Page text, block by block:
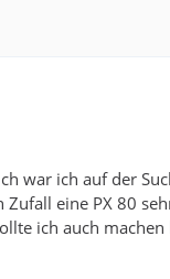
war ich auf der
eine PX 80
ich auch